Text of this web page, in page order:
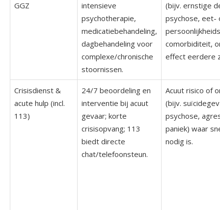
GGZ
intensieve
psychotherapie,
medicatiebehandeling,
dagbehandeling voor
complexe/chronische
stoornissen.
(bijv. ernstige
psychose, eet-
comorbiditeit,
effect eerdere
Crisisdienst &
acute hulp (incl.
113)
24/7 beoordeling en
interventie bij acuut
gevaar; korte
crisisopvang; 113
biedt directe
chat/telefoonsteun.
Acuut risico of
(bijv.
psychose,
paniek) waar
nodig is.